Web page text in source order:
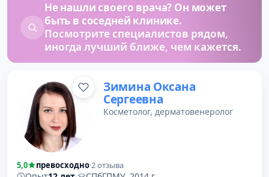
Не нашли своего врача? Он может
быть в соседней клинике.
Посмотрите специалистов рядом,
иногда лучший ближе, чем кажется.
Зимина Оксана
Сергеевна
Косметолог, дерматовенеролог
5,0 превосходно·2 отзыва